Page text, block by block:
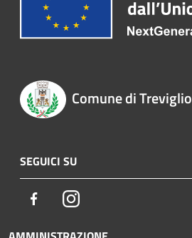
Comune di Treviglio
SEGUICI SU
FacebookInstagram